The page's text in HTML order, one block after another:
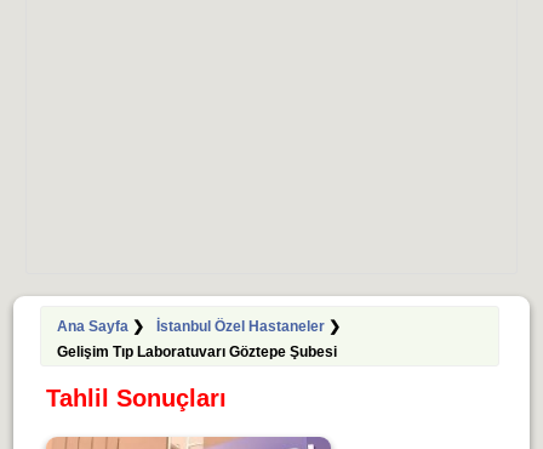
Ana Sayfa❯ İstanbul Özel Hastaneler❯
Gelişim Tıp Laboratuvarı Göztepe Şubesi
Tahlil Sonuçları